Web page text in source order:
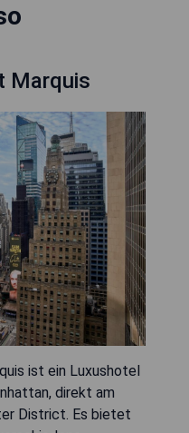
Marquis
ist ein Luxushotel
direkt am
District. Es bietet